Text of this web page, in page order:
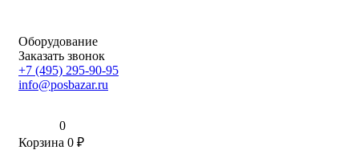
Оборудование
Заказать звонок
+7 (495) 295-90-95
info@posbazar.ru
0
Корзина 0 ₽